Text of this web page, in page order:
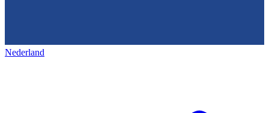
Nederland